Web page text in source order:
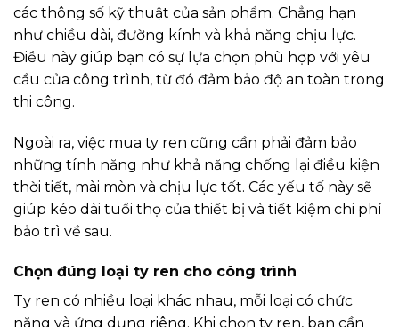
các thông số kỹ thuật của sản phẩm. Chẳng hạn
như chiều dài, đường kính và khả năng chịu lực.
Điều này giúp bạn có sự lựa chọn phù hợp với yêu
cầu của công trình, từ đó đảm bảo độ an toàn trong
thi công.
Ngoài ra, việc mua ty ren cũng cần phải đảm bảo
những tính năng như khả năng chống lại điều kiện
thời tiết, mài mòn và chịu lực tốt. Các yếu tố này sẽ
giúp kéo dài tuổi thọ của thiết bị và tiết kiệm chi phí
bảo trì về sau.
Chọn đúng loại ty ren cho công trình
Ty ren có nhiều loại khác nhau, mỗi loại có chức
năng và ứng dụng riêng. Khi chọn ty ren, bạn cần